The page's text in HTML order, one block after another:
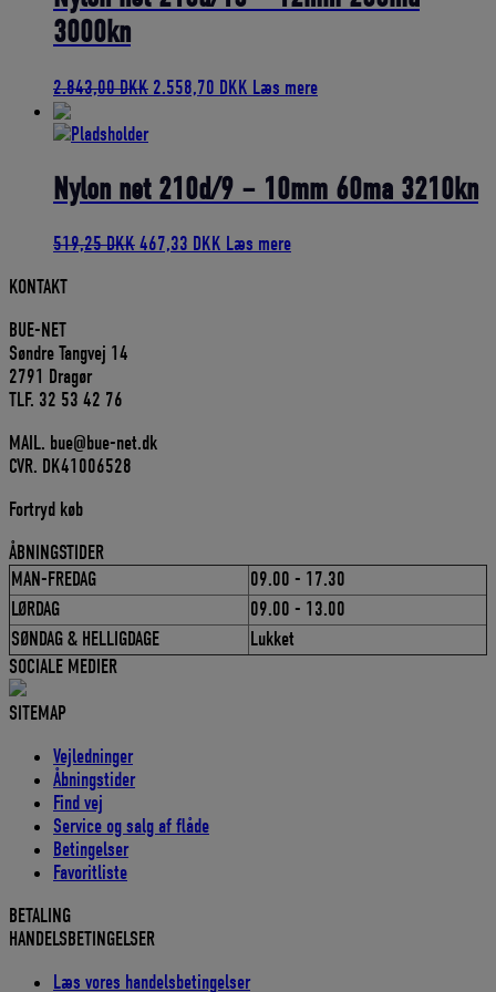
3000kn
2.843,00DKK Den
2.843,00 DKK.
2.558,70 DKK Den
2.558,70 DKK.
Læs mere
Nylon net 210d/9 – 10mm 60ma 3210kn
519,25DKKDen
467,33 DKK Den
Læs mere
KONTAKT
BUE-NET
Søndre Tangvej 14
2791 Dragør
TLF. 32 53 42 76
MAIL. bue@bue-net.dk
CVR. DK41006528
Fortryd køb
ÅBNINGSTIDER
MAN-FREDAG
09.00 - 17.30
LØRDAG
09.00 - 13.00
SØNDAG & HELLIGDAGE
Lukket
SOCIALE MEDIER
SITEMAP
Vejledninger
Åbningstider
Find vej
Service og salg af flåde
Betingelser
Favoritliste
BETALING
HANDELSBETINGELSER
Læs vores handelsbetingelser